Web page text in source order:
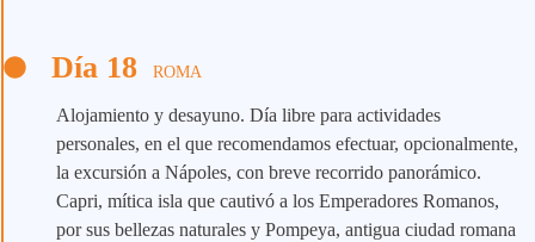
Día 18 ROMA
Alojamiento y desayuno. Día libre para actividades
personales, en el que recomendamos efectuar, opcionalmente,
la excursión a Nápoles, con breve recorrido panorámico.
Capri, mítica isla que cautivó a los Emperadores Romanos,
por sus bellezas naturales y Pompeya, antigua ciudad romana